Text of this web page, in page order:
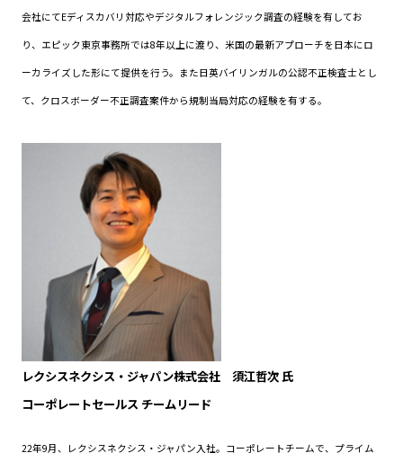
会社にてEディスカバリ対応やデジタルフォレンジック調査の経験を有してお
り、エピック東京事務所では8年以上に渡り、米国の最新アプローチを日本にロ
ーカライズした形にて提供を行う。また日英バイリンガルの公認不正検査士とし
て、クロスボーダー不正調査案件から規制当局対応の経験を有する。
レクシスネクシス・ジャパン株式会社 須江哲次 氏
コーポレートセールス チームリード
22年9月、レクシスネクシス・ジャパン入社。コーポレートチームで、プライム